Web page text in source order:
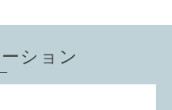
ション